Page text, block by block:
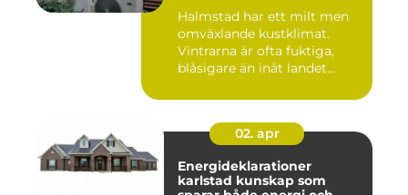
Halmstad har ett milt men
omväxlande kustklimat.
Vintrarna är ofta fuktiga,
blåsigare än inåt landet...
02. apr
Energideklarationer
karlstad kunskap som